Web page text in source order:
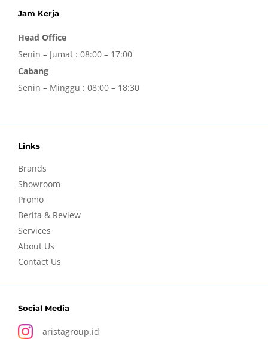
Jam Kerja
Head Office
Senin – Jumat : 08:00 – 17:00
Cabang
Senin – Minggu : 08:00 – 18:30
Links
Brands
Showroom
Promo
Berita & Review
Services
About Us
Contact Us
Social Media
aristagroup.id